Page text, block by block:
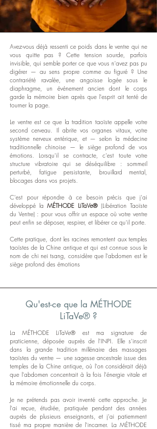
Avez-vous déjà ressenti ce poids dans le ventre qui ne
vous quitte pas ? Cette tension sourde, parfois
invisible, qui semble porter ce que vous n'avez pas pu
digérer — au sens propre comme au figuré ? Une
contrariété ravalée, une angoisse logée sous le
diaphragme, un événement ancien dont le corps
garde la mémoire bien après que l'esprit ait tenté de
tourner la page.
Le ventre est ce que la tradition taoïste appelle votre
second cerveau. Il abrite vos organes vitaux, votre
système nerveux entérique, et — selon la médecine
traditionnelle chinoise — le siège profond de vos
émotions. Lorsqu'il se contracte, c'est toute votre
structure vibratoire qui se déséquilibre : sommeil
perturbé, fatigue persistante, brouillard mental,
blocages dans vos projets.
C'est pour répondre à ce besoin précis que j'ai
développé laMÉTHODE LiTaVe®(Libération Taoïste
du Ventre) : pour vous offrir un espace où votre ventre
peut enfin se déposer, respirer, et libérer ce qu'il porte.
Cette pratique, dont les racines remontent aux temples
taoïstes de la Chine antique et qui est connue sous le
nom de chi nei tsang, considère que l'abdomen est le
siège profond des émotions
Qu'est-ce que la MÉTHODE
LiTaVe® ?
La MÉTHODE LiTaVe® est ma signature de
praticienne, déposée auprès de l'INPI. Elle s'inscrit
dans la grande tradition millénaire des massages
taoïstes du ventre — une sagesse ancestrale issue des
temples de la Chine antique, où l'on considérait déjà
que l'abdomen concentrait à la fois l'énergie vitale et
la mémoire émotionnelle du corps.
​Je ne prétends pas avoir inventé cette approche. Je
l'ai reçue, étudiée, pratiquée pendant des années
auprès de plusieurs enseignants, et j'ai patiemment
tissé ma propre manière de l'incarner. La MÉTHODE